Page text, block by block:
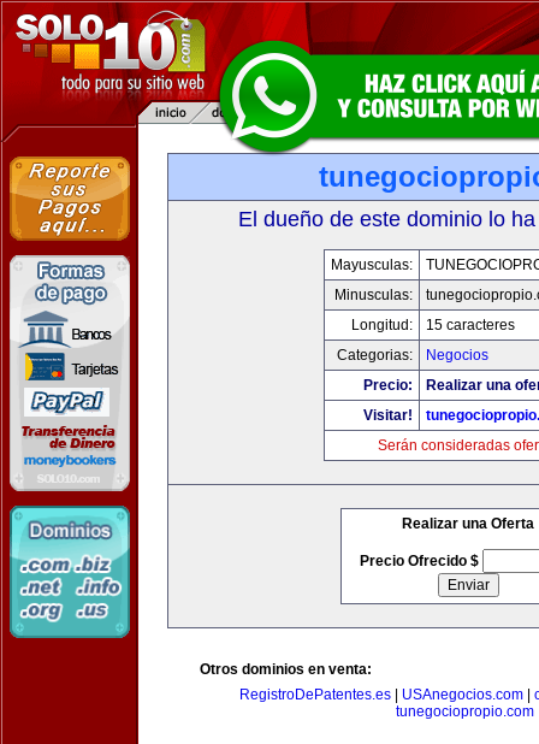
El dueño de este dominio lo
Mayusculas:
Minusculas:
Longitud:
15 caracteres
Categorias:
Negocios
Precio:
Realizar una
Visitar!
Serán consideradas
Realizar una Oferta
Precio Ofrecido $
Otros dominios en venta:
RegistroDePatentes.es
USAnegocios.com
tunegociopropio.com